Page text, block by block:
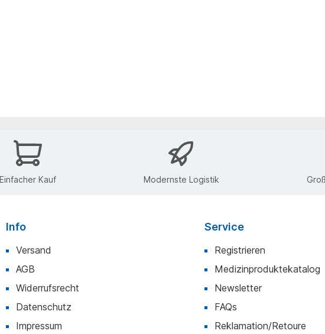
Einfacher Kauf Modernste Logistik
Info
Versand
AGB
Widerrufsrecht
Datenschutz
Impressum
Service
Registrieren
Medizinproduktekatalog
Newsletter
FAQs
Reklamation/Retoure